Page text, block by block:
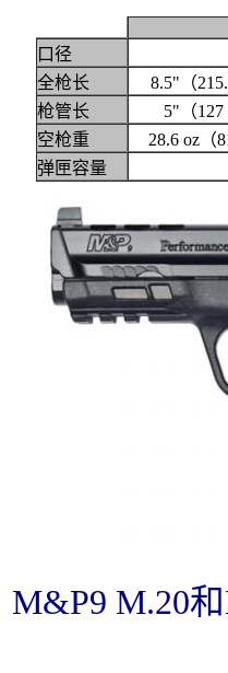
口径
全枪长
8.5"（
枪管长
5"（127
空枪重
28.6 oz（
弹匣容量
M&P9 M.20